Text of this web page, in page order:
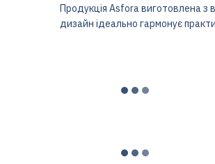
Продукція Asfora виготовлена ​​з
дизайн ідеально гармонує